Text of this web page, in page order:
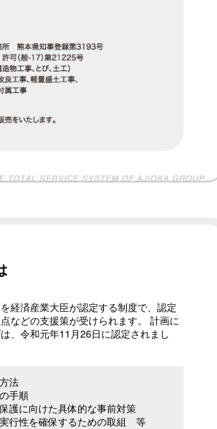
経済産業大臣が認定する制度で、認定
などの支援策が受けられます。 計画に
、令和元年11月26日に認定されまし
法
手順
護に向けた具体的な事前対策
行性を確保するための取組 等